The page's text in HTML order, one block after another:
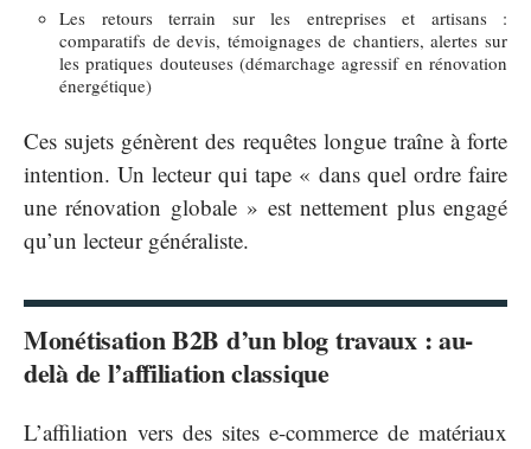
Les retours terrain sur les entreprises et artisans :
comparatifs de devis, témoignages de chantiers, alertes sur
les pratiques douteuses (démarchage agressif en rénovation
énergétique)
Ces sujets génèrent des requêtes longue traîne à forte
intention. Un lecteur qui tape « dans quel ordre faire
une rénovation globale » est nettement plus engagé
qu’un lecteur généraliste.
Monétisation B2B d’un blog travaux : au-
delà de l’affiliation classique
L’affiliation vers des sites e-commerce de matériaux